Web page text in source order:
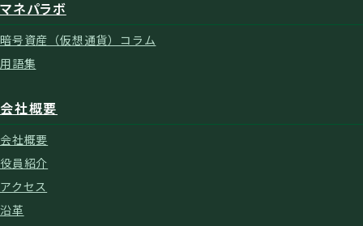
マネパラボ
暗号資産（仮想通貨）コラム
用語集
会社概要
会社概要
役員紹介
アクセス
沿革